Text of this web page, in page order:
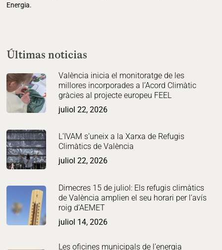
Energia.
Últimas noticias
València inicia el monitoratge de les
millores incorporades a l’Acord Climàtic
gràcies al projecte europeu FEEL
juliol 22, 2026
L’IVAM s’uneix a la Xarxa de Refugis
Climàtics de València
juliol 22, 2026
Dimecres 15 de juliol: Els refugis climàtics
de València amplien el seu horari per l’avís
roig d’AEMET
juliol 14, 2026
Les oficines municipals de l’energia